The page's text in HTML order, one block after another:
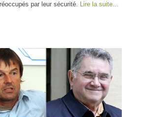
par leur sécurité. Lire la suite…